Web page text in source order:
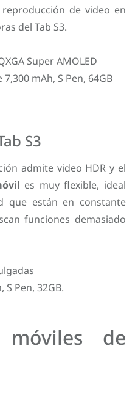
de video en
del Tab S3.
Super AMOLED
7,300 mAh, S Pen, 64GB
S3
admite video HDR y el
es muy flexible, ideal
que están en constante
funciones demasiado
S Pen, 32GB.
móviles de